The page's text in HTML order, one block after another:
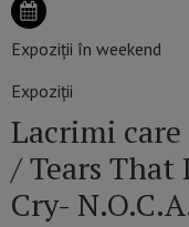
Expoziții în weekend
Expoziții
Lacrimi
/ Tears That
Cry-